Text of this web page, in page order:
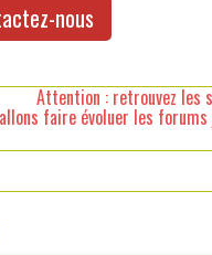
nous
Attention : retrouvez les
faire évoluer les